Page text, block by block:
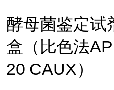
酵母菌鉴定试
盒（比色法
20 CAUX）